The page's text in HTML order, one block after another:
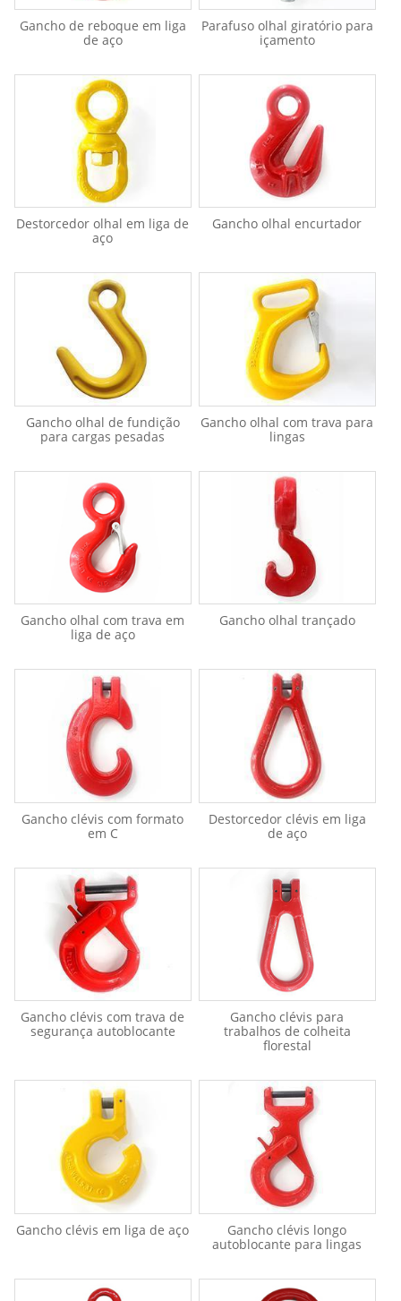
Gancho de reboque em liga
de aço
Parafuso olhal giratório para
içamento
Destorcedor olhal em liga de
aço
Gancho olhal encurtador
Gancho olhal de fundição
para cargas pesadas
Gancho olhal com trava para
lingas
Gancho olhal com trava em
liga de aço
Gancho olhal trançado
Gancho clévis com formato
em C
Destorcedor clévis em liga
de aço
Gancho clévis com trava de
segurança autoblocante
Gancho clévis para
trabalhos de colheita
florestal
Gancho clévis em liga de aço
Gancho clévis longo
autoblocante para lingas